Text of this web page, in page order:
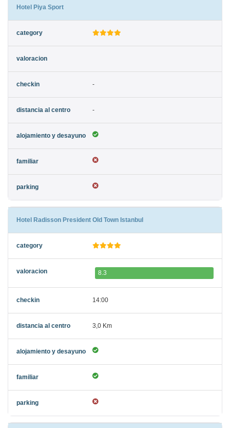
Hotel Piya Sport
-
-
Hotel Radisson President Old Town Istanbul
8.3
14:00
3,0 Km